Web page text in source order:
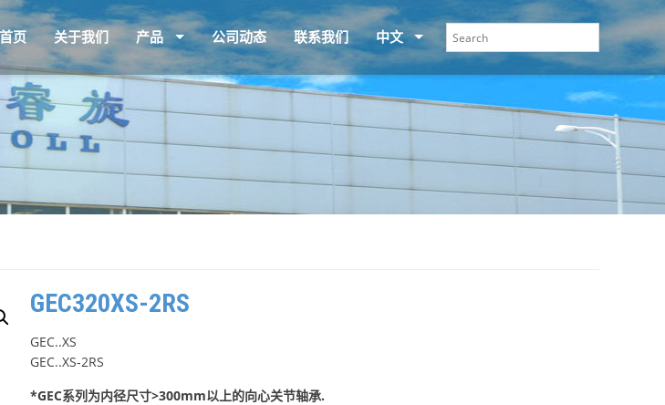
首页 关于我们 产品 公司动态 联系我们 中文
GEC320XS-2RS
GEC..XS
GEC..XS-2RS
*GEC系列为内径尺寸>300mm以上的向心关节轴承.